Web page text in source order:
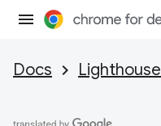
Docs Lighthouse